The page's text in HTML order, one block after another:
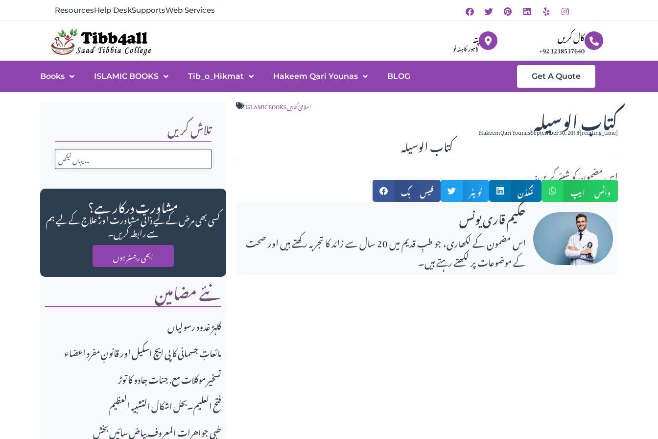
ResourcesHelp DeskSupportsWeb Services
پتہ
لاہور کاہنہ نو
کال کریں
+92 3238537640
Books ISLAMIC BOOKS Tib_o_Hikmat Hakeem Qari Younas BLOG Get A Quote
تلاش کریں
مشاورت درکار ہے؟
کسی بھی مرض کے لیے ذاتی مشاورت اور علاج کے لیے ہم
سے رابطہ کریں۔
ابھی رجسٹر ہوں
نئے مضامین
گلہڑ غدود رسولیاں
مائعاتِ جسمانی کا پی ایچ اسکیل اور قانونِ مفرد اعضاء
تسخیر موکلات مع. جنات جادو کا توڑ
فتح العلیم۔بحل اشکال التشبیہ العظیم
طبی جواهرات المعروف بیاض سائیں بخش
ISLAMIC BOOKS اسلامی کتابیں کتاب الوسیلہ Hakeem Qari YounasSeptember 30, 2018[reading_time] کتاب الوسیلہ
:اس مضمون کو شیئر کریں
فیس بک ٹویٹر لنکڈن واٹس ایپ
حکیم قاری یونس
اس مضمون کے لکھاری، جو طبِ قدیم میں 20 سال سے زائد کا تجربہ رکھتے ہیں اور صحت
کے موضوعات پر لکھتے رہتے ہیں۔